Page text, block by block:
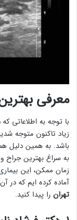
معرفی
با توجه به اطلاعاتی که
زیاد تاکنون متوجه
باشد. به همین دلیل
به سراغ بهترین جراح
زمان ممکن، این
آماده کرده ایم که در
تهران را پیدا کنید.